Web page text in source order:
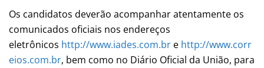
Os candidatos deverão acompanhar atentamente os
comunicados oficiais nos endereços
eletrônicos http://www.iades.com.br e http://www.corr
eios.com.br, bem como no Diário Oficial da União, para